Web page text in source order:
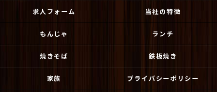
求人フォーム 当社の特徴
もんじゃ ランチ
焼きそば 鉄板焼き
家族 プライバシーポリシー